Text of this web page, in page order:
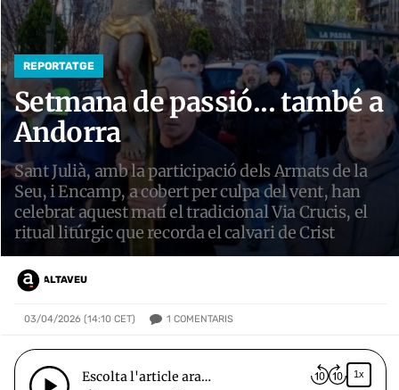
REPORTATGE
Setmana de passió... també a
Andorra
Sant Julià, amb la participació dels Armats de la
Seu, i Encamp, a cobert per culpa del vent, han
celebrat aquest matí el tradicional Via Crucis, el
ritual litúrgic que recorda el calvari de Crist
ALTAVEU
03/04/2026 (14:10 CET) 1 COMENTARIS
Escolta l'article ara… 1x